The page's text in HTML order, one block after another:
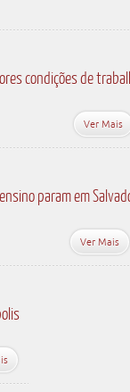
condições de
Ver Mais
param em
Ver Mais